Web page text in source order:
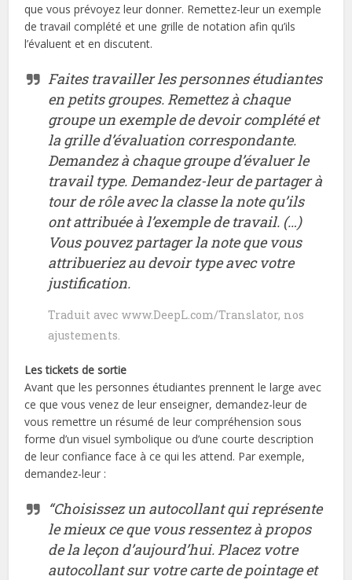
que vous prévoyez leur donner. Remettez-leur un exemple
de travail complété et une grille de notation afin qu’ils
l’évaluent et en discutent.
Faites travailler les personnes étudiantes
en petits groupes. Remettez à chaque
groupe un exemple de devoir complété et
la grille d’évaluation correspondante.
Demandez à chaque groupe d’évaluer le
travail type. Demandez-leur de partager à
tour de rôle avec la classe la note qu’ils
ont attribuée à l’exemple de travail. (…)
Vous pouvez partager la note que vous
attribueriez au devoir type avec votre
justification.
Traduit avec www.DeepL.com/Translator, nos
ajustements.
Les tickets de sortie
Avant que les personnes étudiantes prennent le large avec
ce que vous venez de leur enseigner, demandez-leur de
vous remettre un résumé de leur compréhension sous
forme d’un visuel symbolique ou d’une courte description
de leur confiance face à ce qui les attend. Par exemple,
demandez-leur :
“Choisissez un autocollant qui représente
le mieux ce que vous ressentez à propos
de la leçon d’aujourd’hui. Placez votre
autocollant sur votre carte de pointage et